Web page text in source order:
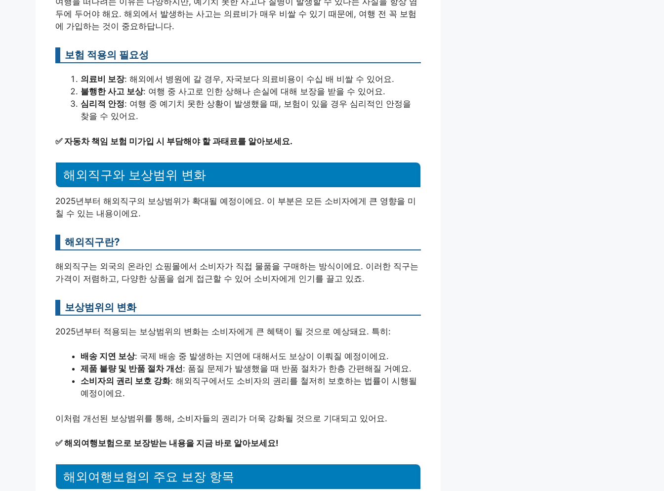
두에 두어야 해요. 해외에서 발생하는 사고는 의료비가 매우 비쌀 수 있기 때문에, 여행 전 꼭 보험
에 가입하는 것이 중요하답니다.
보험 적용의 필요성
의료비 보장: 해외에서 병원에 갈 경우, 자국보다 의료비용이 수십 배 비쌀 수 있어요.
불행한 사고 보상: 여행 중 사고로 인한 상해나 손실에 대해 보장을 받을 수 있어요.
심리적 안정: 여행 중 예기치 못한 상황이 발생했을 때, 보험이 있을 경우 심리적인 안정을
찾을 수 있어요.
✅ 자동차 책임 보험 미가입 시 부담해야 할 과태료를 알아보세요.
해외직구와 보상범위 변화
2025년부터 해외직구의 보상범위가 확대될 예정이에요. 이 부분은 모든 소비자에게 큰 영향을 미
칠 수 있는 내용이에요.
해외직구란?
해외직구는 외국의 온라인 쇼핑몰에서 소비자가 직접 물품을 구매하는 방식이에요. 이러한 직구는
가격이 저렴하고, 다양한 상품을 쉽게 접근할 수 있어 소비자에게 인기를 끌고 있죠.
보상범위의 변화
2025년부터 적용되는 보상범위의 변화는 소비자에게 큰 혜택이 될 것으로 예상돼요. 특히:
배송 지연 보상: 국제 배송 중 발생하는 지연에 대해서도 보상이 이뤄질 예정이에요.
제품 불량 및 반품 절차 개선: 품질 문제가 발생했을 때 반품 절차가 한층 간편해질 거예요.
소비자의 권리 보호 강화: 해외직구에서도 소비자의 권리를 철저히 보호하는 법률이 시행될
예정이에요.
이처럼 개선된 보상범위를 통해, 소비자들의 권리가 더욱 강화될 것으로 기대되고 있어요.
✅해외여행보험으로 보장받는 내용을 지금 바로 알아보세요!
해외여행보험의 주요 보장 항목